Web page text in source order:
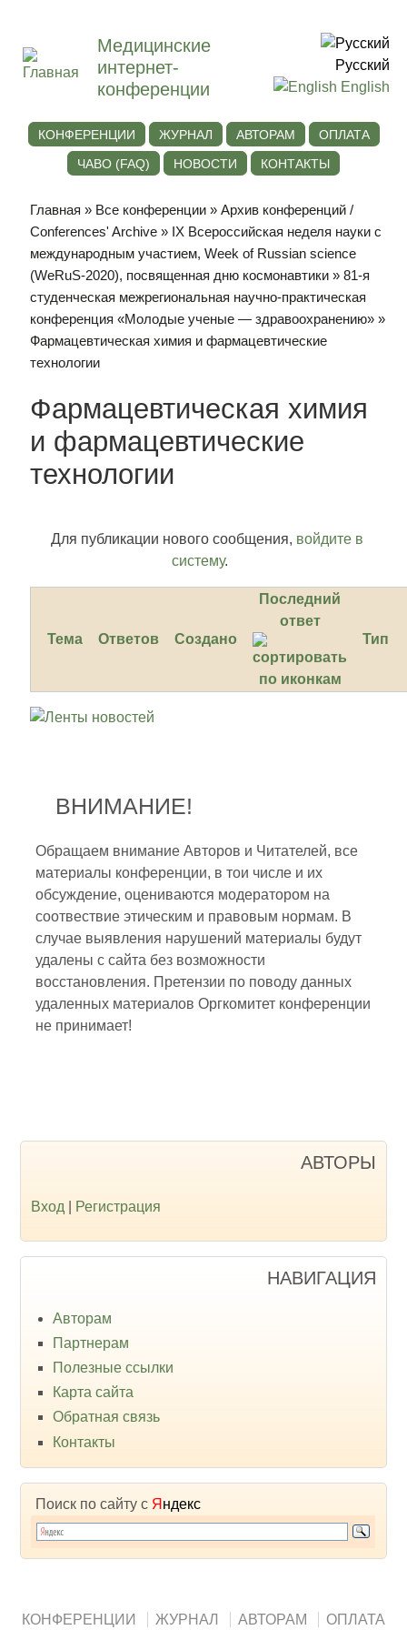
Медицинские
интернет-
конференции
Русский
English
КОНФЕРЕНЦИИ ЖУРНАЛ АВТОРАМ
ОПЛАТА
ЧАВО (FAQ)
НОВОСТИ КОНТАКТЫ
Главная » Все конференции »Архив конференций /
Conferences' Archive » IХ Всероссийская неделя науки с
международным участием, Week of Russian science
(WeRuS-2020), посвященная дню космонавтики »81-я
студенческая межрегиональная научно-практическая
конференция «Молодые ученые — здравоохранению» »
Фармацевтическая химия и фармацевтические
технологии
Фармацевтическая химия
и фармацевтические
технологии
Для публикации нового сообщения, войдите в
систему.
Тема Ответов Создано
Последний
ответ
Тип
ВНИМАНИЕ!
Обращаем внимание Авторов и Читателей, все
материалы конференции, в тои числе и их
обсуждение, оцениваются модератором на
соотвествие этическим и правовым нормам. В
случае выявления нарушений материалы будут
удалены с сайта без возможности
восстановления. Претензии по поводу данных
удаленных материалов Оргкомитет конференции
не принимает!
АВТОРЫ
Вход Регистрация
НАВИГАЦИЯ
Авторам
Партнерам
Полезные ссылки
Карта сайта
Обратная связь
Контакты
Поиск по сайту с Я ндекс
КОНФЕРЕНЦИИ ЖУРНАЛ АВТОРАМ ОПЛАТА